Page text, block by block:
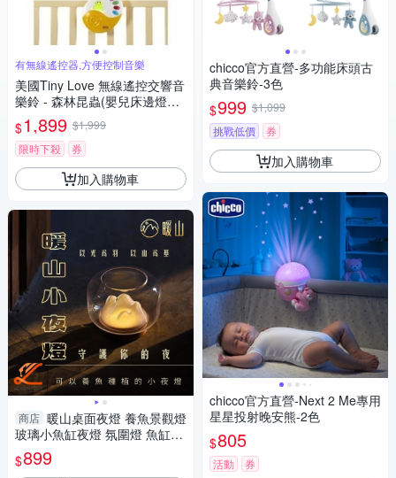
有無線遙控器,方便控制音樂
美國Tiny Love 無線遙控交響音
樂鈴 - 森林昆蟲(嬰兒床邊燈光
音樂鈴、安撫鈴)
$1,899 $1,999
限時下殺
券
加入購物車
商店 暖山桌面夜燈 養魚景觀燈
玻璃小魚缸夜燈 氛圍燈 魚缸暖
山小夜燈
$899
chicco官方直營-多功能床頭古
典音樂鈴-3色
$999 $1,099
挑戰低價
券
加入購物車
chicco官方直營-Next 2 Me專用
星星投射晚安熊-2色
$805
活動 券